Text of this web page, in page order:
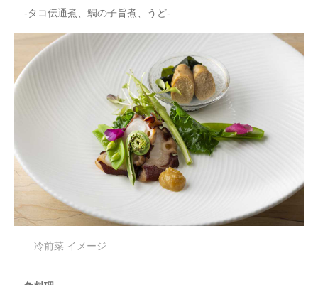
-タコ伝通煮、鯛の子旨煮、うど-
冷前菜 イメージ